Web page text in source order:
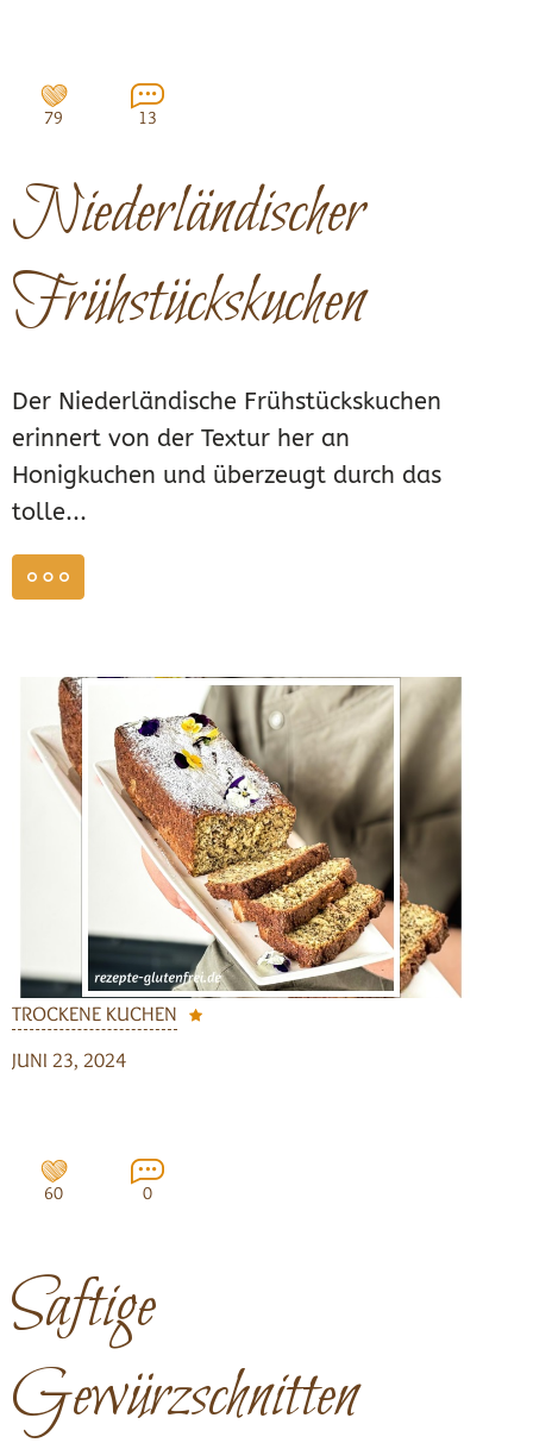
79 13
Niederländischer
Frühstückskuchen
Der Niederländische Frühstückskuchen
erinnert von der Textur her an
Honigkuchen und überzeugt durch das
tolle...
TROCKENE KUCHEN
JUNI 23, 2024
60 0
Saftige
Gewürzschnitten